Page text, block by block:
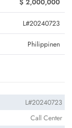
$ 2,000,000
L#20240723
Philippinen
L#20240723
Call Center